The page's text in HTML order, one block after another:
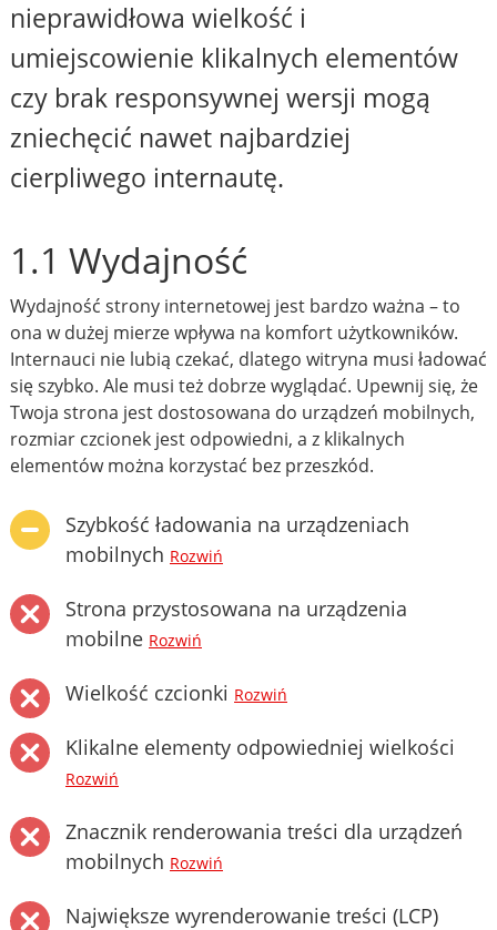
nieprawidłowa wielkość i
umiejscowienie klikalnych elementów
czy brak responsywnej wersji mogą
zniechęcić nawet najbardziej
cierpliwego internautę.
1.1 Wydajność
Wydajność strony internetowej jest bardzo ważna – to
ona w dużej mierze wpływa na komfort użytkowników.
Internauci nie lubią czekać, dlatego witryna musi ładować
się szybko. Ale musi też dobrze wyglądać. Upewnij się, że
Twoja strona jest dostosowana do urządzeń mobilnych,
rozmiar czcionek jest odpowiedni, a z klikalnych
elementów można korzystać bez przeszkód.
Szybkość ładowania na urządzeniach
mobilnych Rozwiń
Strona przystosowana na urządzenia
mobilne Rozwiń
Wielkość czcionki Rozwiń
Klikalne elementy odpowiedniej wielkości
Rozwiń
Znacznik renderowania treści dla urządzeń
mobilnych Rozwiń
Największe wyrenderowanie treści (LCP)